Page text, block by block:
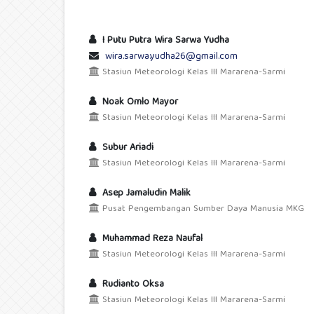
I Putu Putra Wira Sarwa Yudha
wira.sarwa.yudha26@gmail.com
Stasiun Meteorologi Kelas III Mararena-Sarmi
Noak Omlo Mayor
Stasiun Meteorologi Kelas III Mararena-Sarmi
Subur Ariadi
Stasiun Meteorologi Kelas III Mararena-Sarmi
Asep Jamaludin Malik
Pusat Pengembangan Sumber Daya Manusia MKG
Muhammad Reza Naufal
Stasiun Meteorologi Kelas III Mararena-Sarmi
Rudianto Oksa
Stasiun Meteorologi Kelas III Mararena-Sarmi